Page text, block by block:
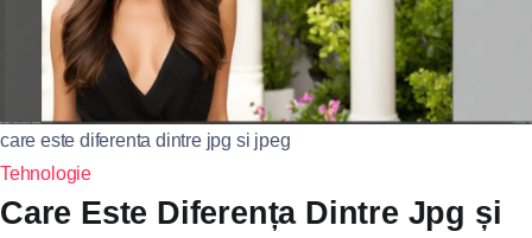
care este diferenta dintre jpg si jpeg
Tehnologie
Care Este Diferența Dintre Jpg și